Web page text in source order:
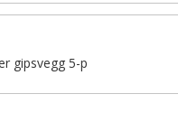
gipsvegg 5-p